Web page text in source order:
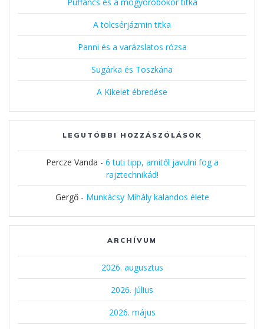
Puffancs és a mogyoróbokor titka
A tölcsérjázmin titka
Panni és a varázslatos rózsa
Sugárka és Toszkána
A Kikelet ébredése
LEGUTÓBBI HOZZÁSZÓLÁSOK
Percze Vanda - 6 tuti tipp, amitől javulni fog a
rajztechnikád!
Gergő- Munkácsy Mihály kalandos élete
ARCHÍVUM
2026. augusztus
2026. július
2026. május